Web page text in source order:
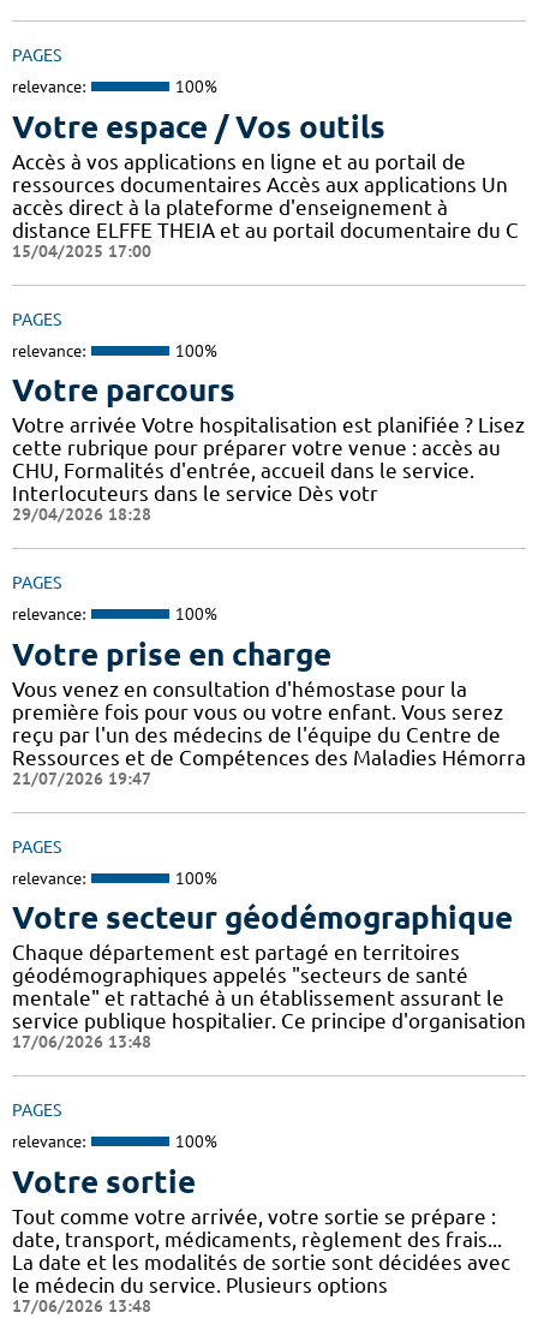
PAGES
relevance: 100%
Votre espace / Vos outils
Accès à vos applications en ligne et au portail de
ressources documentaires Accès aux applications Un
accès direct à la plateforme d'enseignement à
distance ELFFE THEIA et au portail documentaire du C
15/04/2025 17:00
PAGES
relevance: 100%
Votre parcours
Votre arrivée Votre hospitalisation est planifiée ? Lisez
cette rubrique pour préparer votre venue : accès au
CHU, Formalités d'entrée, accueil dans le service.
Interlocuteurs dans le service Dès votr
29/04/2026 18:28
PAGES
relevance: 100%
Votre prise en charge
Vous venez en consultation d'hémostase pour la
première fois pour vous ou votre enfant. Vous serez
reçu par l'un des médecins de l'équipe du Centre de
Ressources et de Compétences des Maladies Hémorra
21/07/2026 19:47
PAGES
relevance: 100%
Votre secteur géodémographique
Chaque département est partagé en territoires
géodémographiques appelés "secteurs de santé
mentale" et rattaché à un établissement assurant le
service publique hospitalier. Ce principe d'organisation
17/06/2026 13:48
PAGES
relevance: 100%
Votre sortie
Tout comme votre arrivée, votre sortie se prépare :
date, transport, médicaments, règlement des frais...
La date et les modalités de sortie sont décidées avec
le médecin du service. Plusieurs options
17/06/2026 13:48